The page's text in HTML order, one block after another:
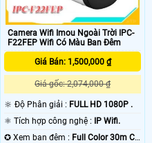
Camera Wifi Imou Ngoài Trời IPC-
F22FEP Wifi Có Màu Ban Đêm
Giá Bán: 1,500,000 ₫
Giá gốc: 2,074,000 ₫
🔆 Độ Phân giải : FULL HD 1080P .
⚛️ Tích hợp công nghệ : IP Wifi.
✪ Xem ban đêm : Full Color 30m Có